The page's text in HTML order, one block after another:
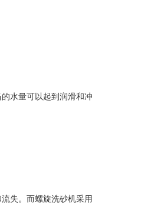
水量可以起到润滑和冲
失。而螺旋洗砂机采用